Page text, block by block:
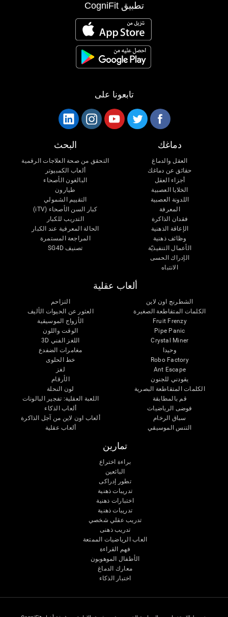
تطبيق CogniFit
تابعونا على
دماغك
العقل والدماغ
حقائق عن دماغك
أجزاء العقل
الخلايا العصبية
اللدونة العصبية
المعرفة
فقدان الذاكرة
الإعاقة الذهنية
وظائف ذهنية
الأعمال التنفيذيّة
الإدراك الحسى
الانتباه
البحث
التحقق من صحة العلاجات الرقمية
ألعاب الكمبيوتر
البالغون الأصحاء
طيارون
التقييم الشمولي
كبار السن الأصحاء (iTV)
التدريب للكبار
الحالة المعرفية عند الكبار
المراجعة المستمرة
تصنيف SG4D
ألعاب عقلية
الشطرنج اون لاين
الكلمات المتقاطعة الصغيرة
Fruit Frenzy
Pipe Panic
Crystal Miner
وحيدا
Robo Factory
Ant Escape
يقودني للجنون
الكلمات المتقاطعة البصرية
قم بالمطابقة
فوضى الرياضيات
سباق الرخام
التنس الموسيقي
التزاحم
العثور عن الحيوات الأليف
الأزواج الموسيقية
الوقت واللون
اللغز الفني 3D
مغامرات الضفدع
خط الحلوى
لغز
الأرقام
لون النحلة
اللعبة العقلية: تفجير البالونات
ألعاب الذكاء
ألعاب اون لاين من آجل الذاكرة
ألعاب عقلية
تمارين
براءة اختراع
البائعين
تطور إدراكى
تدريبات ذهنية
اختبارات ذهنية
تدريبات ذهنية
تدريب عقلي شخصي
تدريب ذهنى
العاب الرياضيات الممتعة
فهم القراءة
الأطفال الموهوبون
معارك الدماغ
اختبار الذكاء